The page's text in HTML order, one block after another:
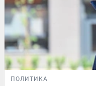
ПОЛИТИКА